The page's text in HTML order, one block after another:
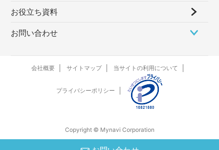
お役立ち資料
お問い合わせ
会社概要 サイトマップ 当サイトの利用について
プライバシーポリシー
Copyright © Mynavi Corporation